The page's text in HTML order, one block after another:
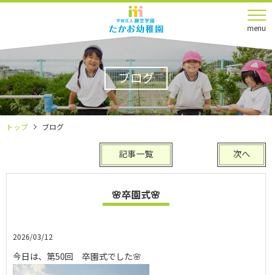
menu
ブログ
トップ ブログ
次へ
記事一覧
🌸卒園式🌸
2026/03/12
今日は、第50回 卒園式でした🌸